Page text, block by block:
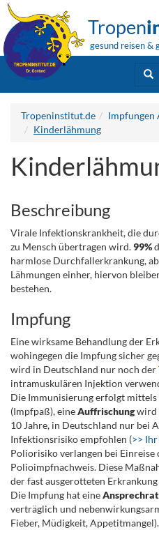
Tropen
gesund reisen &
Tropeninstitut.de Impfungen
Kinderlähmung
Beschreibung
Virale Infektionskrankheit, die
zu Mensch übertragen wird.99%
harmlose Durchfallerkrankung,
Lähmungen einher, hiervon
bestehen.
Impfung
Eine wirksame Behandlung der
wohingegen die Impfung sicher
wird in Deutschland nur noch der
intramuskulären Injektion
Die Immunisierung erfolgt
(Impfpaß), eineAuffrischungwird
10 Jahre, in Deutschland nur bei
Infektionsrisiko empfohlen (>> Ihr
Poliorisiko verlangen bei
Polioimpfnachweis. Diese
der fast ausgerotteten
Die Impfung hat eine
verträglich und
Fieber, Müdigkeit, Appetitmangel).